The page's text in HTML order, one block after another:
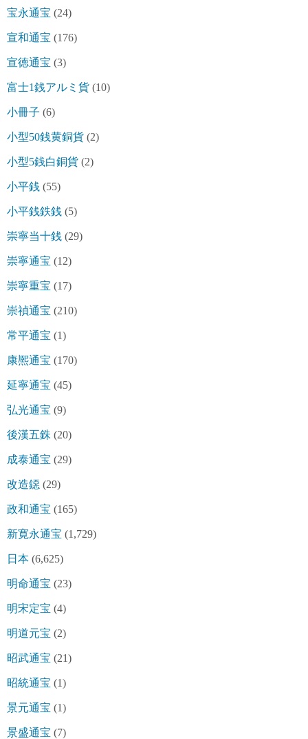
宝永通宝 (24)
宣和通宝 (176)
宣徳通宝 (3)
富士1銭アルミ貨 (10)
小冊子 (6)
小型50銭黄銅貨 (2)
小型5銭白銅貨 (2)
小平銭 (55)
小平銭鉄銭 (5)
崇寧当十銭 (29)
崇寧通宝 (12)
崇寧重宝 (17)
崇禎通宝 (210)
常平通宝 (1)
康熈通宝 (170)
延寧通宝 (45)
弘光通宝 (9)
後漢五銖 (20)
成泰通宝 (29)
改造鐚 (29)
政和通宝 (165)
新寛永通宝 (1,729)
日本 (6,625)
明命通宝 (23)
明宋定宝 (4)
明道元宝 (2)
昭武通宝 (21)
昭統通宝 (1)
景元通宝 (1)
景盛通宝 (7)